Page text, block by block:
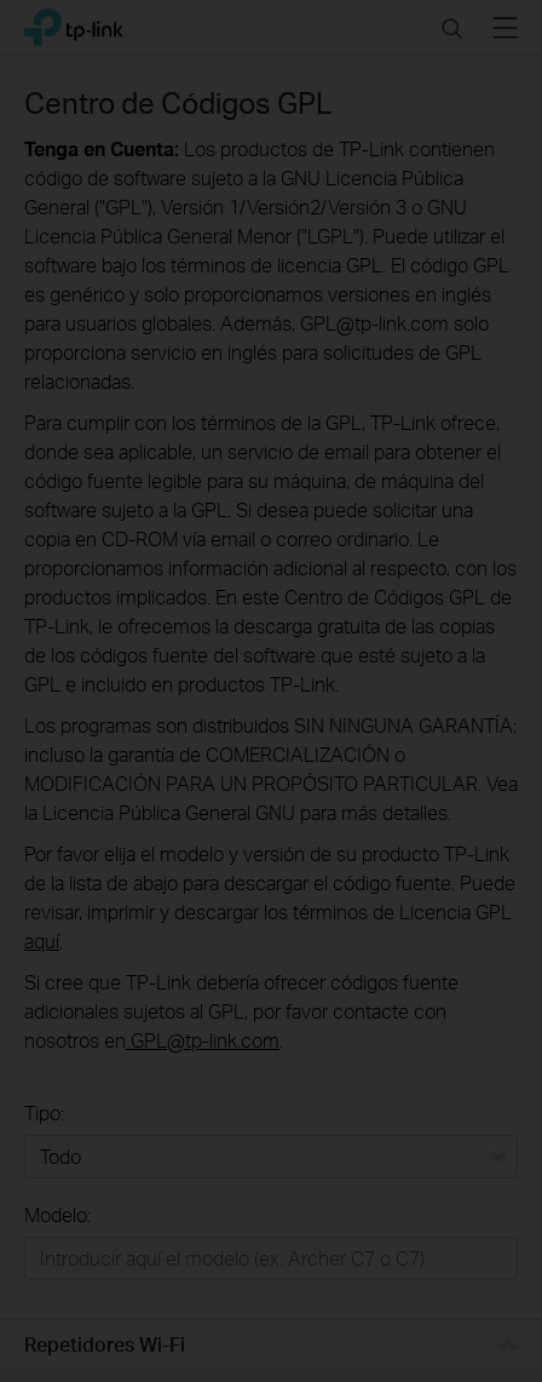
Click
navigation
bar
TP-Link, Reliably Smart SearchMenu
Centro de Códigos GPL
Tenga en Cuenta: Los productos de TP-Link contienen
código de software sujeto a la GNU Licencia Pública
General ("GPL"), Versión 1/Versión2/Versión 3 o GNU
Licencia Pública General Menor ("LGPL"). Puede utilizar el
software bajo los términos de licencia GPL. El código GPL
es genérico y solo proporcionamos versiones en inglés
para usuarios globales. Además, GPL@tp-link.com solo
proporciona servicio en inglés para solicitudes de GPL
relacionadas.
Para cumplir con los términos de la GPL, TP-Link ofrece,
donde sea aplicable, un servicio de email para obtener el
código fuente legible para su máquina, de máquina del
software sujeto a la GPL. Si desea puede solicitar una
copia en CD-ROM vía email o correo ordinario. Le
proporcionamos información adicional al respecto, con los
productos implicados. En este Centro de Códigos GPL de
TP-Link, le ofrecemos la descarga gratuita de las copias
de los códigos fuente del software que esté sujeto a la
GPL e incluido en productos TP-Link.
Los programas son distribuidos SIN NINGUNA GARANTÍA;
incluso la garantía de COMERCIALIZACIÓN o
MODIFICACIÓN PARA UN PROPÓSITO PARTICULAR. Vea
la Licencia Pública General GNU para más detalles.
Por favor elija el modelo y versión de su producto TP-Link
de la lista de abajo para descargar el código fuente. Puede
revisar, imprimir y descargar los términos de Licencia GPL
aquí.
Si cree que TP-Link debería ofrecer códigos fuente
adicionales sujetos al GPL, por favor contacte con
nosotros en GPL @tp-link.com
Tipo:
Empresas
Modelo:
Repetidores Wi-Fi